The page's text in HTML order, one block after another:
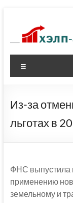
содержимому
Из-за
льготах в
ФНС выпустила
применению
земельному и